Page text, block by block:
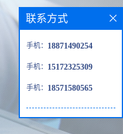
联系方式
手机： 18871490254
手机： 15172325309
手机： 18571580565